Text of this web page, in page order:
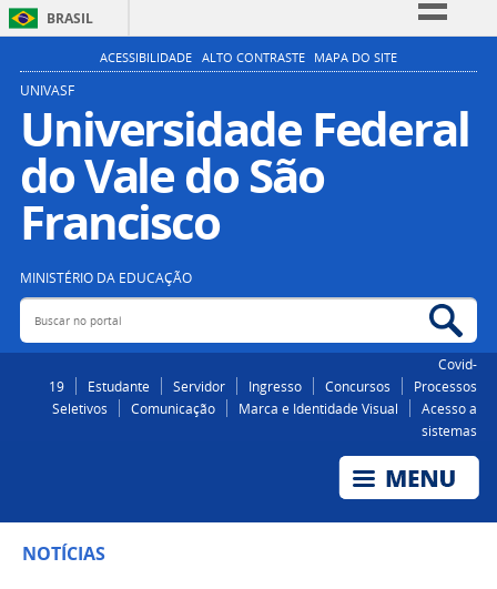
BRASIL
Simplifique!
Participe
Acesso à informação
Legislação
ACESSIBILIDADE ALTO CONTRASTE MAPA DO SITE
UNIVASF
Universidade Federal
do Vale do São
Francisco
MINISTÉRIO DA EDUCAÇÃO
Buscar no portal
Covid-
19
Estudante Servidor Ingresso Concursos
Processos
Seletivos
Comunicação Marca e Identidade Visual
Acesso a
sistemas
NOTÍCIAS